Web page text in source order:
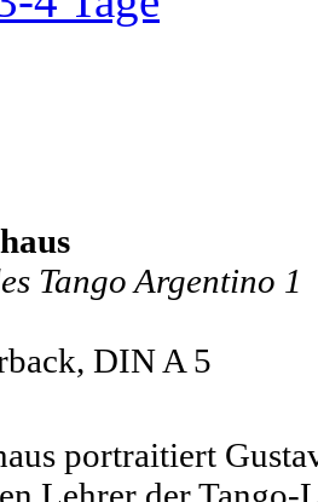
Tango Argentino 1
DIN A 5
portraitiert